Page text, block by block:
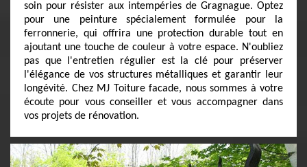
soin pour résister aux intempéries de Gragnague. Optez
pour une peinture spécialement formulée pour la
ferronnerie, qui offrira une protection durable tout en
ajoutant une touche de couleur à votre espace. N'oubliez
pas que l'entretien régulier est la clé pour préserver
l'élégance de vos structures métalliques et garantir leur
longévité. Chez MJ Toiture facade, nous sommes à votre
écoute pour vous conseiller et vous accompagner dans
vos projets de rénovation.